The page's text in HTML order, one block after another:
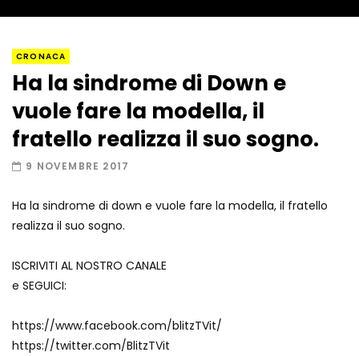
Un metro di neve in poche ore a Prato
Nevoso
Roma, la metro C diventa un museo:
ecco cosa c’è nelle nuove stazioni
CRONACA
Ha la sindrome di Down e
vuole fare la modella, il
fratello realizza il suo sogno.
9 NOVEMBRE 2017
Ha la sindrome di down e vuole fare la modella, il fratello
realizza il suo sogno.
ISCRIVITI AL NOSTRO CANALE
e SEGUICI:
https://www.facebook.com/blitzTVit/
https://twitter.com/BlitzTVit